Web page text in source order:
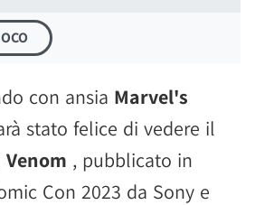
con ansia Marvel's
stato felice di vedere il
, pubblicato in
Con 2023 da Sony e